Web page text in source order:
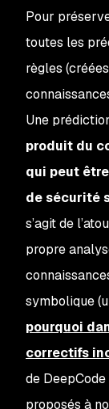
Pour
toutes les
règles
Une
produit du
qui peut
de sécurité
s’agit de
propre
symbolique
pourquoi
correctifs
de
proposés à